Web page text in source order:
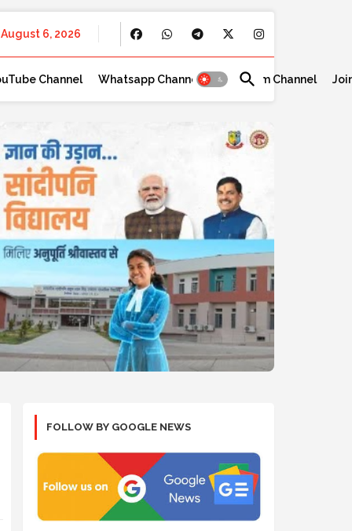
August 6, 2026
Channel Whatsapp Channel Telegram Channel
FOLLOW BY GOOGLE NEWS